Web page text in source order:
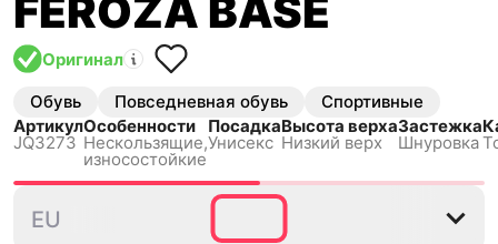
FEROZA BASE
Оригинал
Обувь Повседневная обувь
Спортивные
Артикул
JQ3273
Особенности
Нескользящиe,
износостойкие
Посадка
Унисекс
Высота верха
Низкий верх
Застежка
Шнуровка
EU